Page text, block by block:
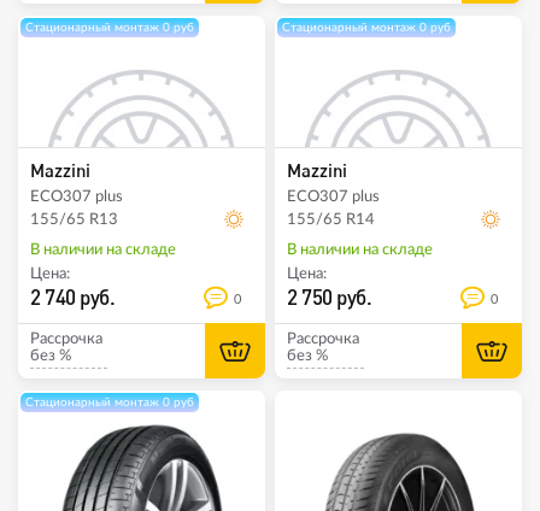
Стационарный монтаж 0 руб
Mazzini
ECO307 plus
155/65 R13
В наличии на складе
Цена:
2 740 руб. 0
Рассрочка
без %
Стационарный монтаж 0 руб
Mazzini
ECO307 plus
155/65 R14
В наличии на складе
Цена:
2 750 руб. 0
Рассрочка
без %
Стационарный монтаж 0 руб